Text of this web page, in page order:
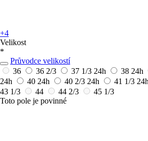
+4
Velikost
*
Průvodce velikostí
36
36 2/3 37 1/3 24h 38 24h
24h
40 24h 40 2/3 24h 41 1/3 24h
43 1/3
44 44 2/3
45 1/3
Toto pole je povinné